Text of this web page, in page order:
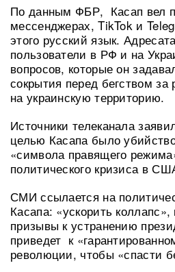
По данным ФБР, Касап вел
мессенджерах, TikTok и
этого русский язык.
пользователи в РФ и на
вопросов, которые он
сокрытия перед бегством
на украинскую территорию.
Источники телеканала
целью Касапа было
«символа правящего
политического кризиса в
СМИ ссылается на
Касапа: «ускорить
призывы к устранению
приведет к
революции, чтобы «спасти